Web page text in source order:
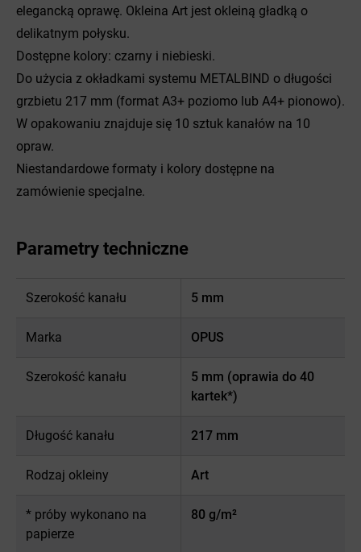
elegancką oprawę. Okleina Art jest okleiną gładką o
delikatnym połysku.
Dostępne kolory: czarny i niebieski.
Do użycia z okładkami systemu METALBIND o długości
grzbietu 217 mm (format A3+ poziomo lub A4+ pionowo).
W opakowaniu znajduje się 10 sztuk kanałów na 10
opraw.
Niestandardowe formaty i kolory dostępne na
zamówienie specjalne.
Parametry techniczne
Szerokość kanału 5 mm
Marka OPUS
Szerokość kanału
5 mm (oprawia do 40
kartek*)
Długość kanału 217 mm
Rodzaj okleiny Art
* próby wykonano na
papierze
80 g/m²